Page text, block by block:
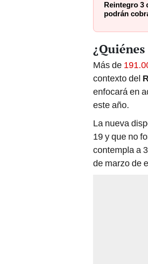
Reintegro 3
podrán
Más de
contexto del
enfocará en
este año.
La nueva
19 y que no
contempla a
de marzo de